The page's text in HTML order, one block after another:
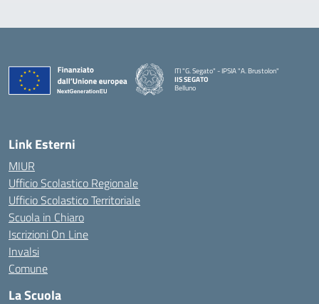
ITI "G. Segato" - IPSIA "A. Brustolon"
IIS SEGATO
Belluno
Link Esterni
MIUR
Ufficio Scolastico Regionale
Ufficio Scolastico Territoriale
Scuola in Chiaro
Iscrizioni On Line
Invalsi
Comune
La Scuola